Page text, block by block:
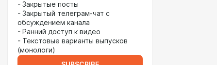
- Закрытые посты
- Закрытый телеграм-чат с
обсуждением канала
- Ранний доступ к видео
- Текстовые варианты выпусков
(монологи)